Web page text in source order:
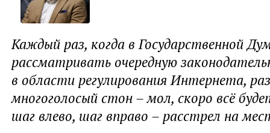
Каждый раз, когда в Государственной
рассматривать очередную
в области регулирования Интернета,
многоголосый стон – мол, скоро всё
шаг влево, шаг вправо – расстрел на